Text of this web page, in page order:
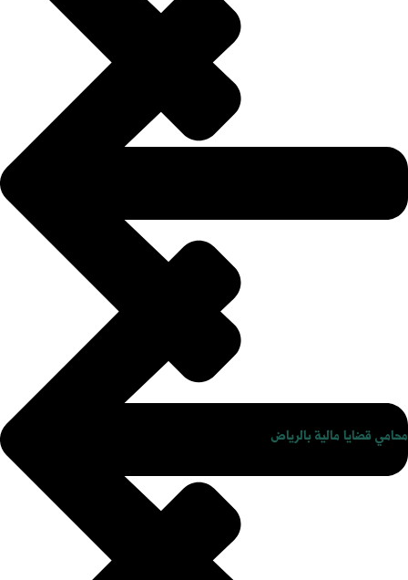
محامي قضايا مالية بالرياض